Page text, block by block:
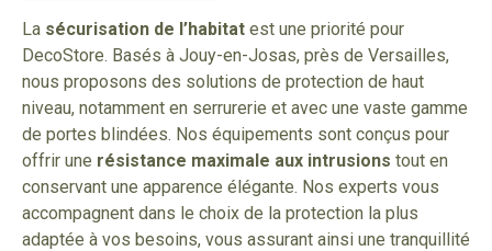
La sécurisation de l’habitat est une priorité pour
DecoStore. Basés à Jouy-en-Josas, près de Versailles,
nous proposons des solutions de protection de haut
niveau, notamment en serrurerie et avec une vaste gamme
de portes blindées. Nos équipements sont conçus pour
offrir une résistance maximale aux intrusions tout en
conservant une apparence élégante. Nos experts vous
accompagnent dans le choix de la protection la plus
adaptée à vos besoins, vous assurant ainsi une tranquillité